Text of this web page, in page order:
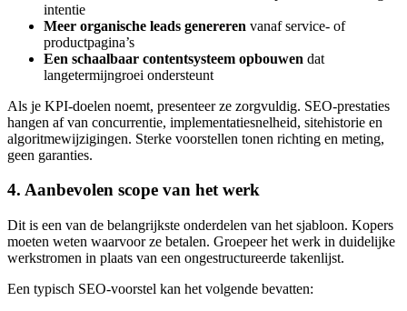
intentie
Meer organische leads genereren vanaf service- of
productpagina’s
Een schaalbaar contentsysteem opbouwen dat
langetermijngroei ondersteunt
Als je KPI-doelen noemt, presenteer ze zorgvuldig. SEO-prestaties
hangen af van concurrentie, implementatiesnelheid, sitehistorie en
algoritmewijzigingen. Sterke voorstellen tonen richting en meting,
geen garanties.
4. Aanbevolen scope van het werk
Dit is een van de belangrijkste onderdelen van het sjabloon. Kopers
moeten weten waarvoor ze betalen. Groepeer het werk in duidelijke
werkstromen in plaats van een ongestructureerde takenlijst.
Een typisch SEO-voorstel kan het volgende bevatten: